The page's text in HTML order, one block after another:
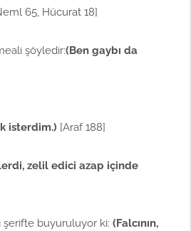
65, Hücurat 18]
şöyledir:(Ben gaybı da
isterdim.) [Araf 188]
zelil edici azap içinde
şerifte buyuruluyor ki: (Falcının,